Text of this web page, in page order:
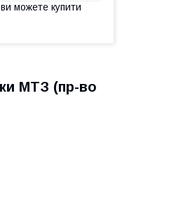
можете купити
МТЗ (пр-во